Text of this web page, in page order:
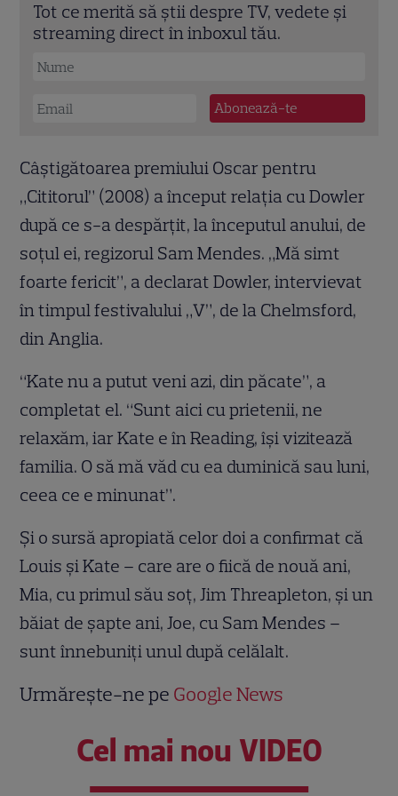
Tot ce merită să știi despre TV, vedete și
streaming direct în inboxul tău.
Câştigătoarea premiului Oscar pentru
„Cititorul” (2008) a început relaţia cu Dowler
după ce s-a despărţit, la începutul anului, de
soţul ei, regizorul Sam Mendes. „Mă simt
foarte fericit”, a declarat Dowler, intervievat
în timpul festivalului „V”, de la Chelmsford,
din Anglia.
“Kate nu a putut veni azi, din păcate”, a
completat el. “Sunt aici cu prietenii, ne
relaxăm, iar Kate e în Reading, îşi vizitează
familia. O să mă văd cu ea duminică sau luni,
ceea ce e minunat”.
Şi o sursă apropiată celor doi a confirmat că
Louis şi Kate – care are o fiică de nouă ani,
Mia, cu primul său soţ, Jim Threapleton, şi un
băiat de şapte ani, Joe, cu Sam Mendes –
sunt înnebuniţi unul după celălalt.
Urmărește-ne pe Google News
Cel mai nou VIDEO